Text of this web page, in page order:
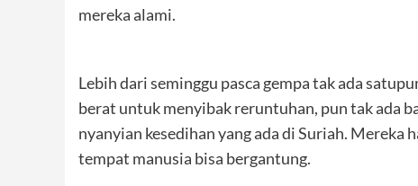
mereka alami.
Lebih dari seminggu pasca gempa tak ada
berat untuk menyibak reruntuhan, pun tak ada
nyanyian kesedihan yang ada di Suriah. Mereka
tempat manusia bisa bergantung.